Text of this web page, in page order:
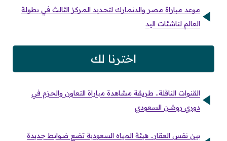
موعد مباراة مصر والدنمارك لتحديد المركز الثالث في بطولة
العالم لناشئات اليد
اخترنا لك
القنوات الناقلة.. طريقة مشاهدة مباراة التعاون والحزم في
دوري روشن السعودي
بين نفس العقار.. هيئة المياه السعودية تضع ضوابط جديدة